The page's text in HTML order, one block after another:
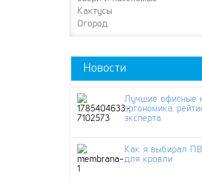
Кактусы
Огород
Новости
Лучшие офисные
эргономика,
эксперта
Как я выбирал
для кровли